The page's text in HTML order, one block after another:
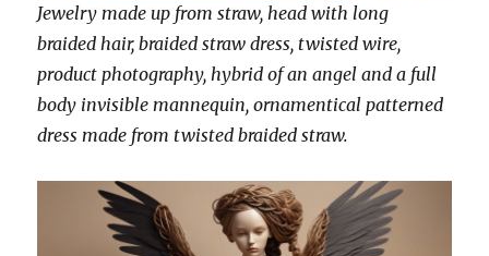
Jewelry made up from straw, head with long
braided hair, braided straw dress, twisted wire,
product photography, hybrid of an angel and a full
body invisible mannequin, ornamentical patterned
dress made from twisted braided straw.